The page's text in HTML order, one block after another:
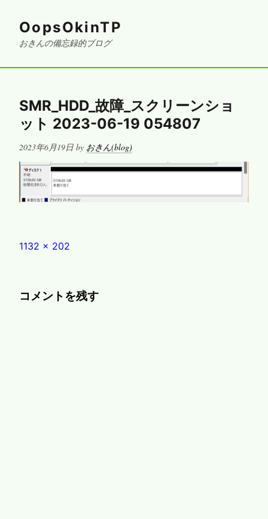
OopsOkinTP
おきんの備忘録的ブログ
SMR_HDD_故障_スクリーンショ
ット 2023-06-19 054807
Posted
2023年6月19日 by おきん(blog)
Full
1132 × 202
コメントを残す